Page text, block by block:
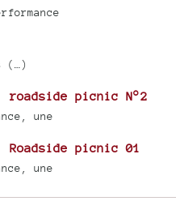
(…)
picnic N°2
une
picnic 01
une